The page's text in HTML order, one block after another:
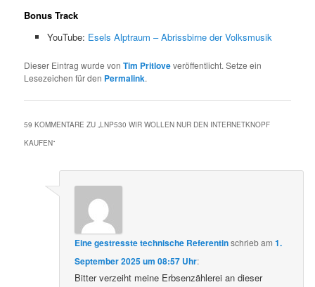
Bonus Track
YouTube: Esels Alptraum – Abrissbirne der Volksmusik
Dieser Eintrag wurde vonTim Pritloveveröffentlicht. Setze ein
Lesezeichen für den Permalink.
59 KOMMENTARE ZU „LNP530 WIR WOLLEN NUR DEN INTERNETKNOPF
KAUFEN“
Eine gestresste technische Referentinschriebam1.
September 2025 um 08:57 Uhr:
Bitter verzeiht meine Erbsenzählerei an dieser